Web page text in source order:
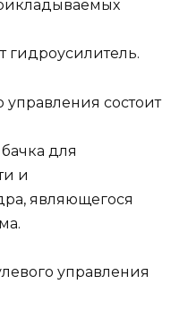
гидроусилитель.
управления состоит
для
и
являющегося
управления